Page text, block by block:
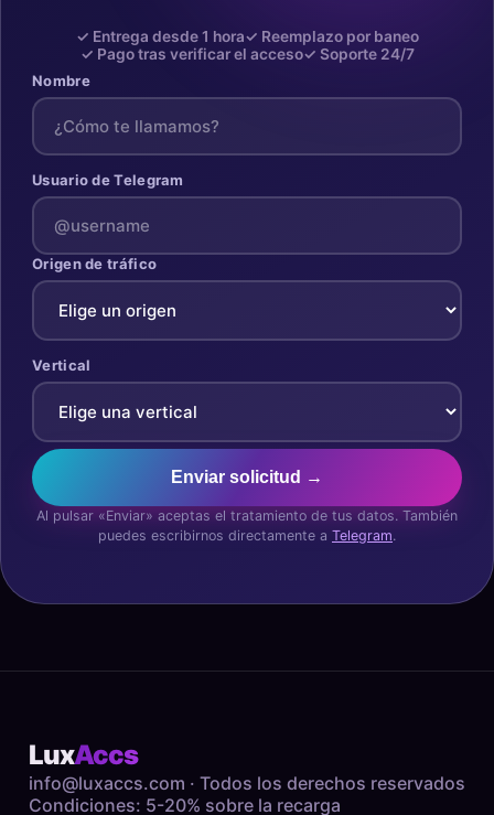
✓ Entrega desde 1 hora✓ Reemplazo por baneo
✓ Pago tras verificar el acceso✓ Soporte 24/7
Nombre
Usuario de Telegram
Origen de tráfico
Vertical
Enviar solicitud →
Al pulsar «Enviar» aceptas el tratamiento de tus datos. También
puedes escribirnos directamente a Telegram.
LuxAccs
info@luxaccs.com · Todos los derechos reservados
Condiciones: 5-20% sobre la recarga